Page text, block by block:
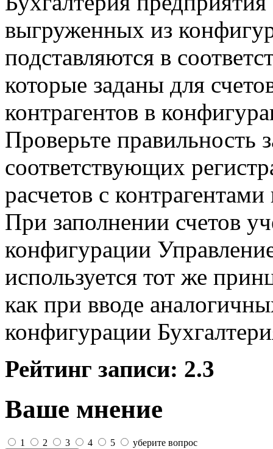
выгруженных из
подставляются в
которые заданы для
контрагентов в
Проверьте правильность
соответствующих
расчетов с
При заполнении счетов
конфигурации
используется тот же
как при вводе
конфигурации
Рейтинг записи: 2.3
Ваше мнение
1 2 3 4 5 уберите вопрос